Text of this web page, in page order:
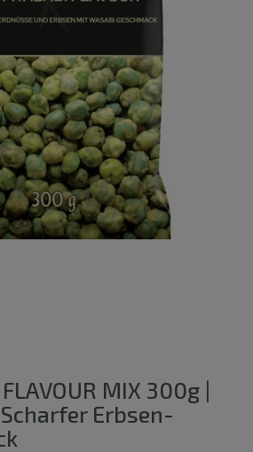
MIX 300g |
Erbsen-